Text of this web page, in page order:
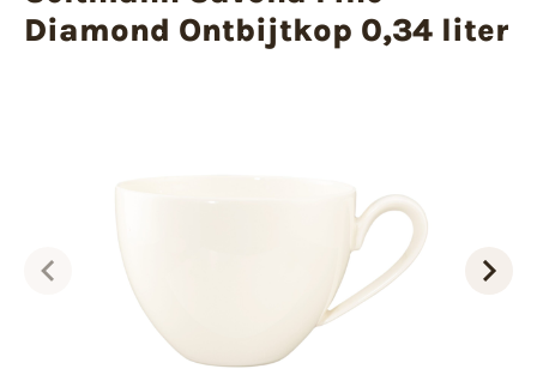
Diamond Ontbijtkop 0,34 liter